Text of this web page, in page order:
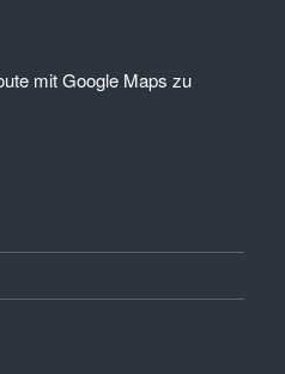
mit Google Maps zu